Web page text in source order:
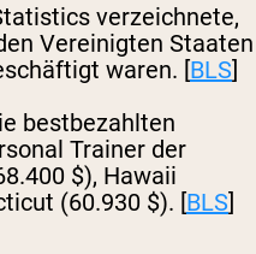
verzeichnete,
Vereinigten Staaten
waren. [BLS]
bestbezahlten
Trainer der
$), Hawaii
(60.930 $). [BLS]